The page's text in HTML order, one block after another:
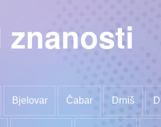
znanosti
Bjelovar Čabar Drniš